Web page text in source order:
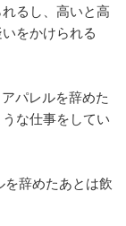
るし、高いと高
をかけられる
パレルを辞めた
な仕事をしてい
辞めたあとは飲